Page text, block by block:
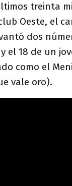
treinta
Oeste, el
dos
el 18 de un
como el
vale oro).